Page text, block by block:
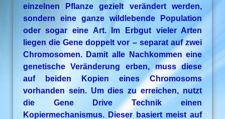
einzelnen Pflanze gezielt verändert werden,
sondern eine ganze wildlebende Population
oder sogar eine Art. Im Erbgut vieler Arten
liegen die Gene doppelt vor – separat auf zwei
Chromosomen. Damit alle Nachkommen eine
genetische Veränderung erben, muss diese
auf beiden Kopien eines Chromosoms
vorhanden sein. Um dies zu erreichen, nutzt
die Gene Drive Technik einen
Kopiermechanismus. Dieser basiert meist auf